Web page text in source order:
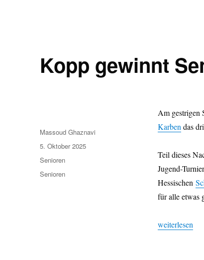
Kopp gewinnt
Am gestrigen
Karben das
Teil dieses
Jugend-
Hessischen
für alle etwas
„Kopp
weiterlesen
Autor
Massoud Ghaznavi
Veröffentlicht
am
5. Oktober 2025
Kategorien
Senioren
Schlagwörter
Senioren